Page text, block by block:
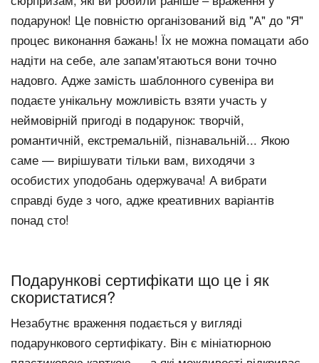
подарунок! Це повністю організований від "А" до "Я"
процес виконання бажань! Їх не можна помацати або
надіти на себе, але запам'ятаються вони точно
надовго. Адже замість шаблонного сувеніра ви
подаєте унікальну можливість взяти участь у
неймовірній пригоді в подарунок: творчій,
романтичній, екстремальній, пізнавальній... Якою
саме — вирішувати тільки вам, виходячи з
особистих уподобань одержувача! А вибрати
справді буде з чого, адже креативних варіантів
понад сто!
Подарункові сертифікати що це і як
скористатися?
Незабутнє враження подається у вигляді
подарункового сертифікату. Він є мініатюрною